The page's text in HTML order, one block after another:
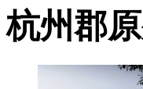
杭州郡